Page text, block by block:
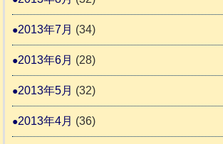
2013年7月 (34)
2013年6月 (28)
2013年5月 (32)
2013年4月 (36)